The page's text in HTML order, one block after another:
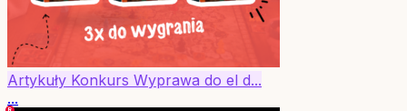
Artykuły Konkurs Wyprawa do el d...
...